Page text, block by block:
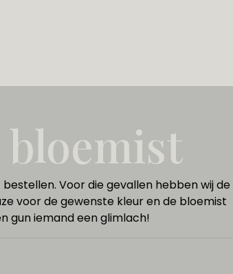
bloemist
Voor die gevallen hebben wij de
voor de gewenste kleur en de bloemist
gun iemand een glimlach!